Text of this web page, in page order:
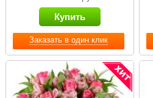
Заказать в один клик
Купить